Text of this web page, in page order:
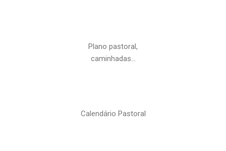
Plano pastoral,
caminhadas…
Calendário Pastoral